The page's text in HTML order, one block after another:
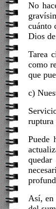
No
cuánto
Dios
Tarea
como
que
c)
ruptura
Puede
Así, en